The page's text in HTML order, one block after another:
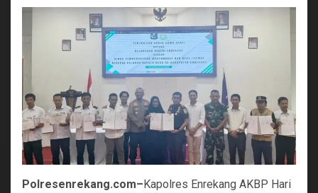
Polresenrekang.com–Kapolres Enrekang AKBP Hari